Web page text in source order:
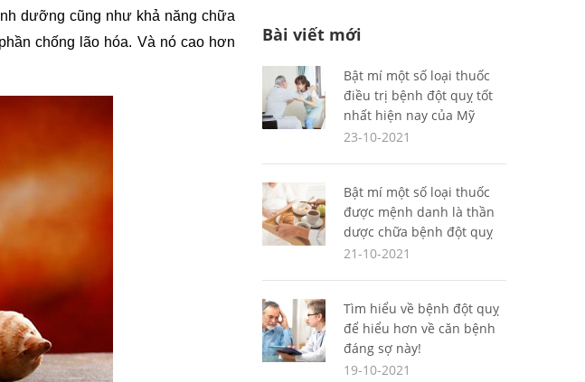
dưỡng cũng như khả năng chữa
chống lão hóa. Và nó cao hơn
Bài viết mới
Bật mí một số loại thuốc
điều trị bệnh đột quỵ tốt
nhất hiện nay của Mỹ
23-10-2021
Bật mí một số loại thuốc
được mệnh danh là thần
dược chữa bệnh đột quỵ
21-10-2021
Tìm hiểu về bệnh đột quỵ
để hiểu hơn về căn bệnh
đáng sợ này!
19-10-2021